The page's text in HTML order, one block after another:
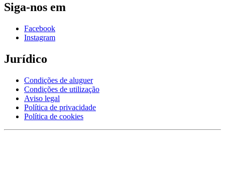
Siga-nos em
Facebook
Instagram
Jurídico
Condições de aluguer
Condições de utilização
Aviso legal
Política de privacidade
Política de cookies